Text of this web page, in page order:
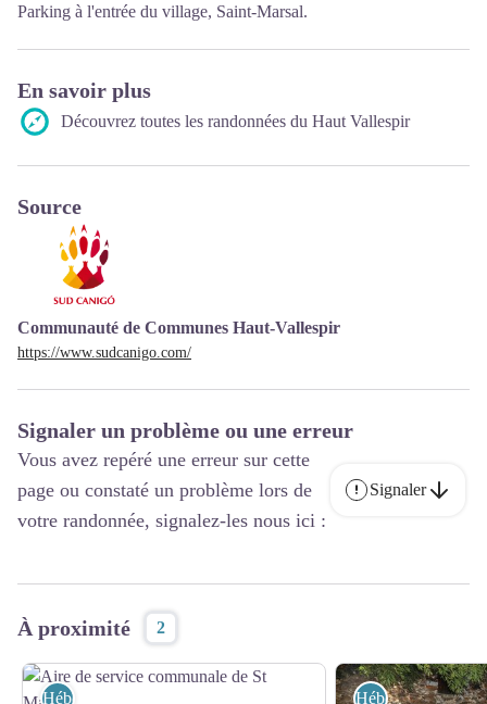
Parking à l'entrée du village, Saint-Marsal.
En savoir plus
Découvrez toutes les randonnées du Haut Vallespir
Source
Communauté de Communes Haut-Vallespir
https://www.sudcanigo.com/
Signaler un problème ou une erreur
Vous avez repéré une erreur sur cette
page ou constaté un problème lors de
votre randonnée, signalez-les nous ici :
Signaler
À proximité 2
Hébergement Hébergement